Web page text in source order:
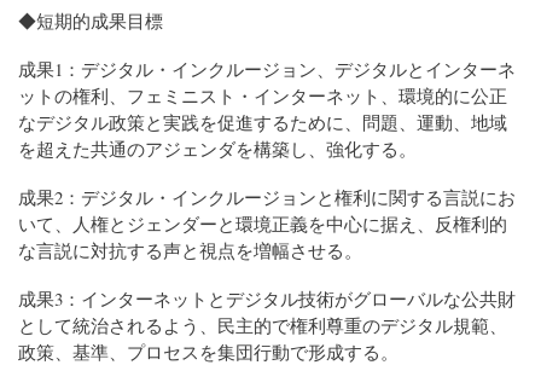
◆短期的成果目標
成果1：デジタル・インクルージョン、デジタルとインターネ
ットの権利、フェミニスト・インターネット、環境的に公正
なデジタル政策と実践を促進するために、問題、運動、地域
を超えた共通のアジェンダを構築し、強化する。
成果2：デジタル・インクルージョンと権利に関する言説にお
いて、人権とジェンダーと環境正義を中心に据え、反権利的
な言説に対抗する声と視点を増幅させる。
成果3：インターネットとデジタル技術がグローバルな公共財
として統治されるよう、民主的で権利尊重のデジタル規範、
政策、基準、プロセスを集団行動で形成する。